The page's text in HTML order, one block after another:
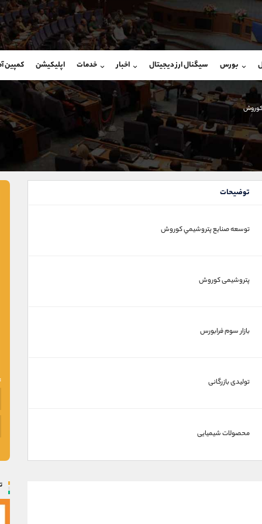
بورس سیگنال ارز دیجیتال اخبار خدمات اپلیکیشن کمپین
توضیحات
توسعه صنايع پتروشيمي كوروش
پتروشیمی کوروش
بازار سوم فرابورس
تولیدی بازرگانی
محصولات شیمیایی
شروع گفتگو
@Armteam_admin_por
107
شروع
داخلی